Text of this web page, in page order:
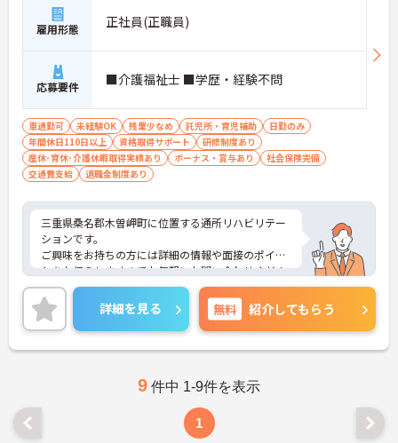
雇用形態 正社員(正職員)
応募要件 ■介護福祉士 ■学歴・経験不問
車通勤可 未経験OK 残業少なめ 託児所・育児補助
日勤のみ
年間休日110日以上
資格取得サポート
研修制度あり
産休･育休･介護休暇取得実績あり
ボーナス・賞与あり
社会保険完備
交通費支給
退職金制度あり
三重県桑名郡木曽岬町に位置する通所リハビリテー
ションです。
ご興味をお持ちの方には詳細の情報や面接のポイン
トをお伝えしますのでお気軽にお問い合わせくださ
いませ。
詳細を見る 無料 紹介してもらう
9 件中 1-9件を表示
1